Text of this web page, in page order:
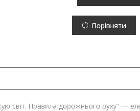
Порівняти
світ. Правила дорожнього руху” —